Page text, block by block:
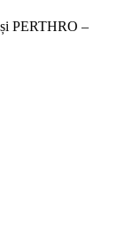
PERTHRO –